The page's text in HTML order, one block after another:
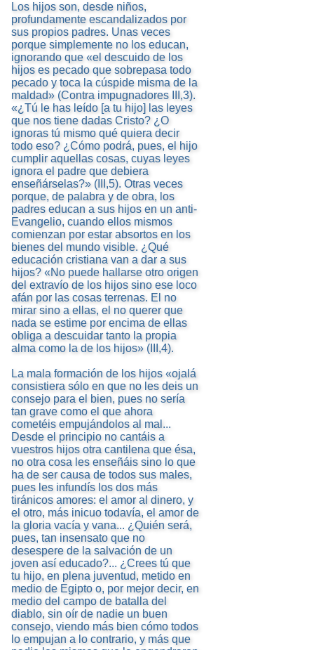
Los hijos son, desde niños,
profundamente escandalizados por
sus propios padres. Unas veces
porque simplemente no los educan,
ignorando que «el descuido de los
hijos es pecado que sobrepasa todo
pecado y toca la cúspide misma de la
maldad» (Contra impugnadores III,3).
«¿Tú le has leído [a tu hijo] las leyes
que nos tiene dadas Cristo? ¿O
ignoras tú mismo qué quiera decir
todo eso? ¿Cómo podrá, pues, el hijo
cumplir aquellas cosas, cuyas leyes
ignora el padre que debiera
enseñárselas?» (III,5). Otras veces
porque, de palabra y de obra, los
padres educan a sus hijos en un anti-
Evangelio, cuando ellos mismos
comienzan por estar absortos en los
bienes del mundo visible. ¿Qué
educación cristiana van a dar a sus
hijos? «No puede hallarse otro origen
del extravío de los hijos sino ese loco
afán por las cosas terrenas. El no
mirar sino a ellas, el no querer que
nada se estime por encima de ellas
obliga a descuidar tanto la propia
alma como la de los hijos» (III,4).
La mala formación de los hijos «ojalá
consistiera sólo en que no les deis un
consejo para el bien, pues no sería
tan grave como el que ahora
cometéis empujándolos al mal...
Desde el principio no cantáis a
vuestros hijos otra cantilena que ésa,
no otra cosa les enseñáis sino lo que
ha de ser causa de todos sus males,
pues les infundís los dos más
tiránicos amores: el amor al dinero, y
el otro, más inicuo todavía, el amor de
la gloria vacía y vana... ¿Quién será,
pues, tan insensato que no
desespere de la salvación de un
joven así educado?... ¿Crees tú que
tu hijo, en plena juventud, metido en
medio de Egipto o, por mejor decir, en
medio del campo de batalla del
diablo, sin oír de nadie un buen
consejo, viendo más bien cómo todos
lo empujan a lo contrario, y más que